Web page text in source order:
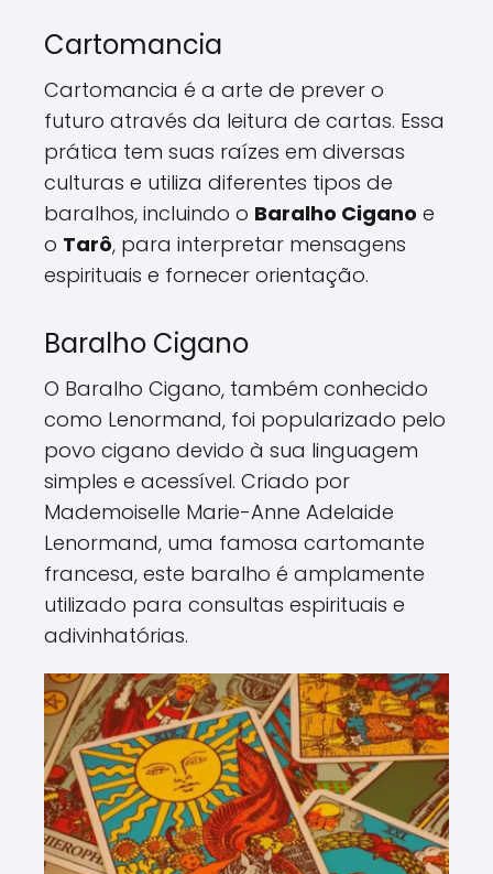
Cartomancia
Cartomancia é a arte de prever o
futuro através da leitura de cartas. Essa
prática tem suas raízes em diversas
culturas e utiliza diferentes tipos de
baralhos, incluindo o Baralho Cigano e
o Tarô, para interpretar mensagens
espirituais e fornecer orientação.
Baralho Cigano
O Baralho Cigano, também conhecido
como Lenormand, foi popularizado pelo
povo cigano devido à sua linguagem
simples e acessível. Criado por
Mademoiselle Marie-Anne Adelaide
Lenormand, uma famosa cartomante
francesa, este baralho é amplamente
utilizado para consultas espirituais e
adivinhatórias.